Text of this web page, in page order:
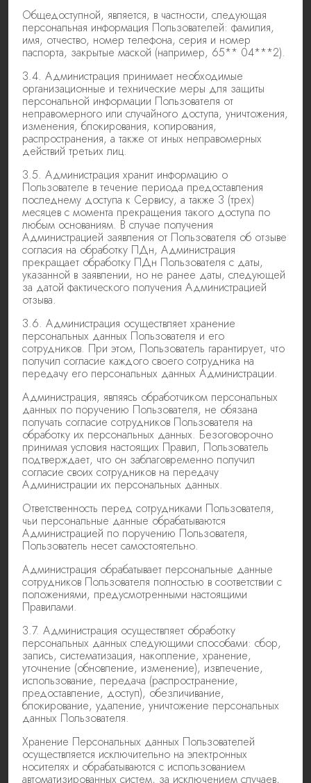
Общедоступной, является, в частности, следующая
персональная информация Пользователей: фамилия,
имя, отчество, номер телефона, серия и номер
паспорта, закрытые маской (например, 65** 04***2).
3.4. Администрация принимает необходимые
организационные и технические меры для защиты
персональной информации Пользователя от
неправомерного или случайного доступа, уничтожения,
изменения, блокирования, копирования,
распространения, а также от иных неправомерных
действий третьих лиц.
3.5. Администрация хранит информацию о
Пользователе в течение периода предоставления
последнему доступа к Сервису, а также 3 (трех)
месяцев с момента прекращения такого доступа по
любым основаниям. В случае получения
Администрацией заявления от Пользователя об отзыве
согласия на обработку ПДн, Администрация
прекращает обработку ПДн Пользователя с даты,
указанной в заявлении, но не ранее даты, следующей
за датой фактического получения Администрацией
отзыва.
3.6. Администрация осуществляет хранение
персональных данных Пользователя и его
сотрудников. При этом, Пользователь гарантирует, что
получил согласие каждого своего сотрудника на
передачу его персональных данных Администрации.
Администрация, являясь обработчиком персональных
данных по поручению Пользователя, не обязана
получать согласие сотрудников Пользователя на
обработку их персональных данных. Безоговорочно
принимая условия настоящих Правил, Пользователь
подтверждает, что он заблаговременно получил
согласие своих сотрудников на передачу
Администрации их персональных данных.
Ответственность перед сотрудниками Пользователя,
чьи персональные данные обрабатываются
Администрацией по поручению Пользователя,
Пользователь несет самостоятельно.
Администрация обрабатывает персональные данные
сотрудников Пользователя полностью в соответствии с
положениями, предусмотренными настоящими
Правилами.
3.7. Администрация осуществляет обработку
персональных данных следующими способами: сбор,
запись, систематизация, накопление, хранение,
уточнение (обновление, изменение), извлечение,
использование, передача (распространение,
предоставление, доступ), обезличивание,
блокирование, удаление, уничтожение персональных
данных Пользователя.
Хранение Персональных данных Пользователей
осуществляется исключительно на электронных
носителях и обрабатываются с использованием
автоматизированных систем, за исключением случаев,